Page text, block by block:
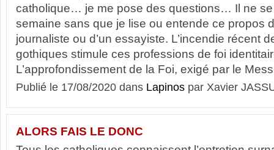
catholique… je me pose des questions… Il ne
semaine sans que je lise ou entende ce propos
journaliste ou d’un essayiste. L’incendie récent
gothiques stimule ces professions de foi
L’approfondissement de la Foi, exigé par le
Publié le 17/08/2020 dans Lapinos par Xavier
ALORS FAIS LE DONC